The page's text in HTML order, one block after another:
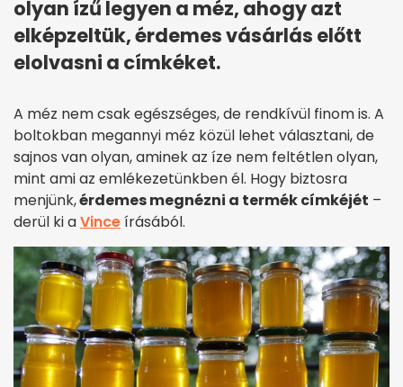
olyan ízű legyen a méz, ahogy azt
elképzeltük, érdemes vásárlás előtt
elolvasni a címkéket.
A méz nem csak egészséges, de rendkívül finom is. A
boltokban megannyi méz közül lehet választani, de
sajnos van olyan, aminek az íze nem feltétlen olyan,
mint ami az emlékezetünkben él. Hogy biztosra
menjünk,érdemes megnézni a termék címkéjét –
derül ki aVinceírásából.